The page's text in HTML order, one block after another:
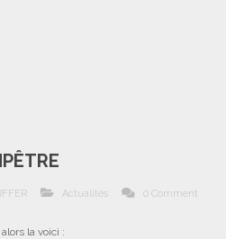
Actualités 0 Comment
la voici :